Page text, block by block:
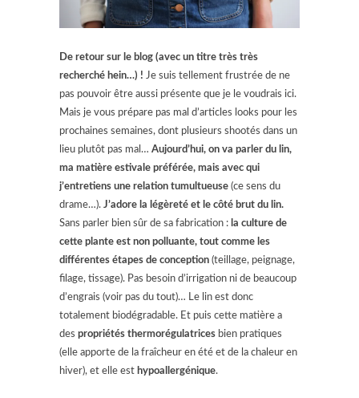
De retour sur le blog (avec un titre très très
recherché hein…) ! Je suis tellement frustrée de ne
pas pouvoir être aussi présente que je le voudrais ici.
Mais je vous prépare pas mal d’articles looks pour les
prochaines semaines, dont plusieurs shootés dans un
lieu plutôt pas mal… Aujourd’hui, on va parler du lin,
ma matière estivale préférée, mais avec qui
j’entretiens une relation tumultueuse (ce sens du
drame…). J’adore la légèreté et le côté brut du lin.
Sans parler bien sûr de sa fabrication : la culture de
cette plante est non polluante, tout comme les
différentes étapes de conception (teillage, peignage,
filage, tissage). Pas besoin d’irrigation ni de beaucoup
d’engrais (voir pas du tout)… Le lin est donc
totalement biodégradable. Et puis cette matière a
des propriétés thermorégulatrices bien pratiques
(elle apporte de la fraîcheur en été et de la chaleur en
hiver), et elle est hypoallergénique.